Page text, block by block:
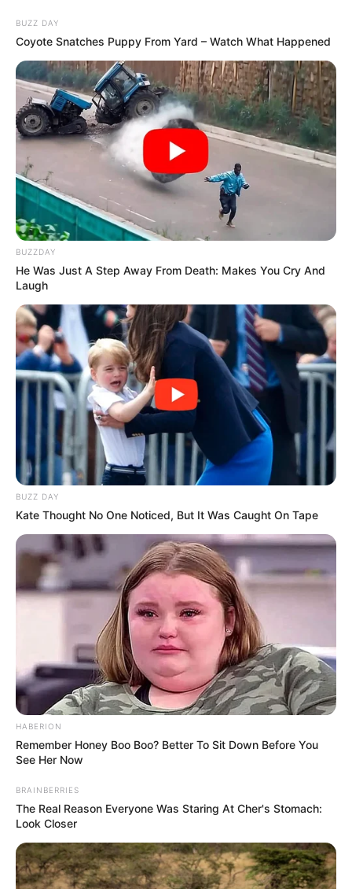
BUZZ DAY
Coyote Snatches Puppy From Yard – Watch What Happened
BUZZDAY
He Was Just A Step Away From Death: Makes You Cry And
Laugh
BUZZ DAY
Kate Thought No One Noticed, But It Was Caught On Tape
HABERION
Remember Honey Boo Boo? Better To Sit Down Before You
See Her Now
BRAINBERRIES
The Real Reason Everyone Was Staring At Cher's Stomach:
Look Closer